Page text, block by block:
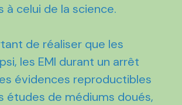
à celui de la science.
de réaliser que les
les EMI durant un arrêt
évidences reproductibles
études de médiums doués,